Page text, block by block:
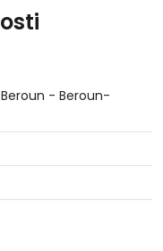
Beroun - Beroun-